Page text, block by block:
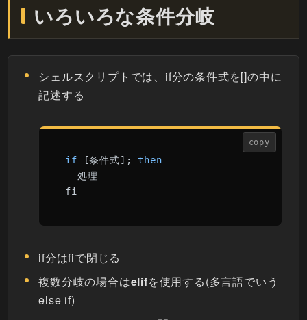
いろいろな条件分岐
シェルスクリプトでは、if分の条件式を[]の中に
記述する
copy
if [条件式]; then
  処理
fi
if分はfiで閉じる
複数分岐の場合はelifを使用する(多言語でいう
else if)